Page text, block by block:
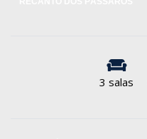
3 salas